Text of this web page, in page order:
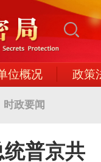
位概况 政策
时政要闻
普京共